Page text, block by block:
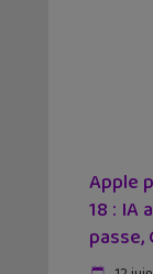
Apple
18 : IA
passe,